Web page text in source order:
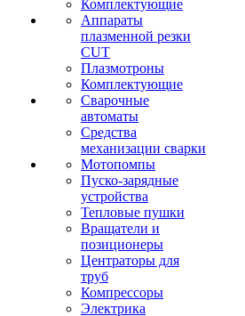
Комплектующие
Аппараты
плазменной резки
CUT
Плазмотроны
Комплектующие
Сварочные
автоматы
Средства
механизации сварки
Мотопомпы
Пуско-зарядные
устройства
Тепловые пушки
Вращатели и
позиционеры
Центраторы для
труб
Компрессоры
Электрика